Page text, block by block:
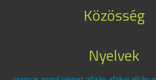
Közösség
Nyelvek